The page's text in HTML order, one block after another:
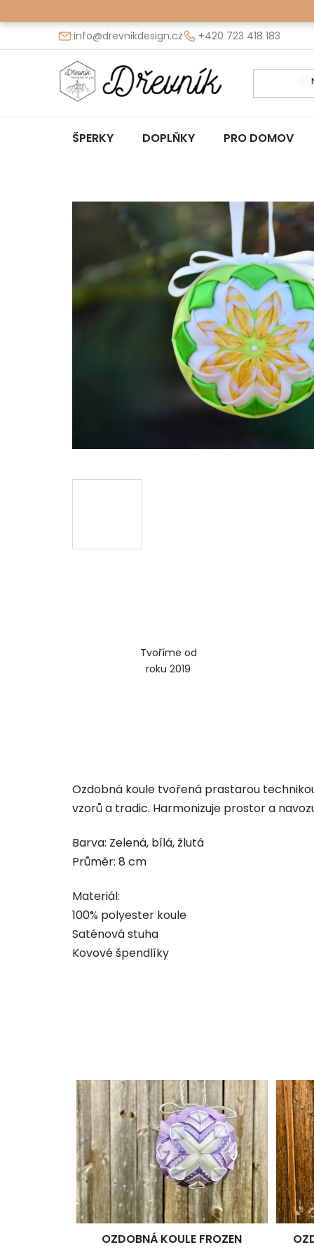
na
info@drevnikdesign.cz +420 723 418 183
ŠPERKY DOPLŇKY PRO DOMOV
Tvoříme od
roku 2019
Ozdobná koule tvořená prastarou
vzorů a tradic. Harmonizuje prostor a
Barva: Zelená, bílá, žlutá
Průměr: 8 cm
Materiál:
100% polyester koule
Saténová stuha
Kovové špendlíky
OZDOBNÁ KOULE FROZEN